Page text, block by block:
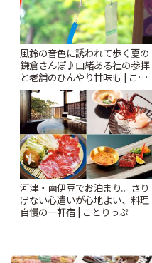
風鈴の音色に誘われて歩く夏の
鎌倉さんぽ♪由緒ある社の参拝
と老舗のひんやり甘味も | こと
りっぷ
河津・南伊豆でお泊まり。さり
げない心遣いが心地よい、料理
自慢の一軒宿 | ことりっぷ